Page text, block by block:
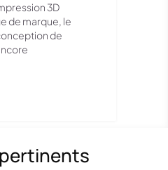
3D
de marque, le
de